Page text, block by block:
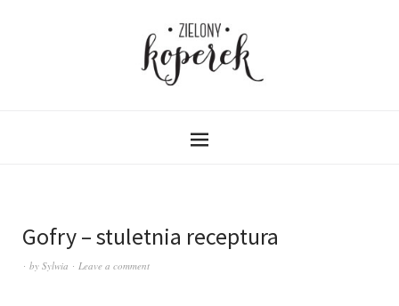
Gofry – stuletnia receptura
by Sylwia Leave a comment